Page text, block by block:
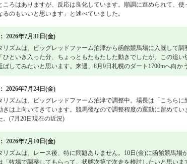
ころはありますが、反応は良化しています。順調に進められて、
るのもいいと思います」と述べていました。
2026年7月31日(金)
リズムは、ビッグレッドファーム泊津から函館競馬場に入厩して
ひといき入った分、ちょっともたもたした動きでしたが、この追
ばしてみたいと思います。来週、8月9日札幌のダート1700mへ向か
2026年7月24日(金)
リズムは、ビッグレッドファーム泊津で調整中。場長は「こちら
きは上向いてきています。競馬後なので調整程度の運動に留めて
。(7月20日現在の近況)
2026年7月10日(金)
リズムは、レース後、特に問題ありません。10日(金)に函館競馬
「牧場で調整してもらって、状態次第で次走を検討したいと思い